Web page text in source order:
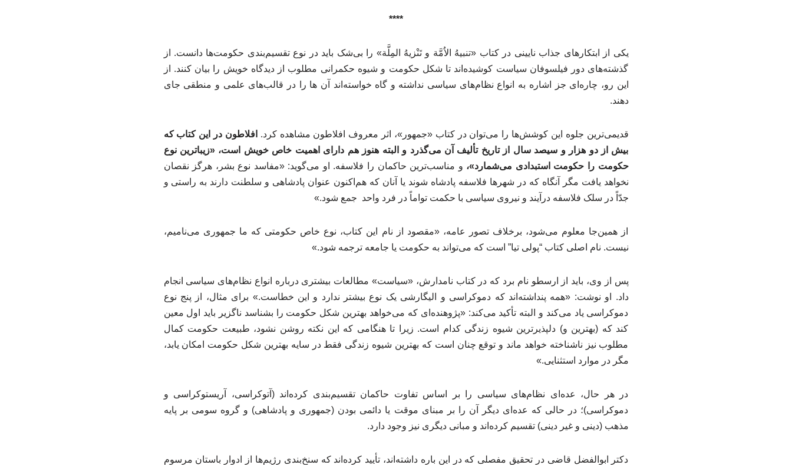
****
یکی از ابتکارهای جذاب نایینی در کتاب «تنبیهُ الاُمَّة و تَنْزیهُ المِلَّة» را بی‌شک باید در نوع تقسیم‌بندی حکومت‌ها دانست. از
گذشته‌های دور فیلسوفان سیاست کوشیده‌اند تا شکل حکومت‏ و شیوه حکمرانی مطلوب از دیدگاه خویش را بیان کنند. از
این رو، چاره‌ای جز اشاره به انواع نظام‌های سیاسی نداشته و گاه خواسته‌اند آن ها را در قالب‌های علمی و منطقی جای
دهند.
قدیمی‌ترین جلوه این کوشش‌ها را می‌توان در کتاب «جمهور»، اثر معروف افلاطون مشاهده کرد. افلاطون در این کتاب که
بیش از دو هزار و سیصد سال از تاریخ تألیف آن می‌گذرد و البته هنوز هم دارای اهمیت خاص خویش است، «زیباترین نوع
حکومت را حکومت استبدادی می‌شمارد»، و مناسب‌ترین حاکمان را فلاسفه. او می‌گوید: «مفاسد نوع بشر، هرگز نقصان
نخواهد یافت مگر آنگاه که در شهرها فلاسفه پادشاه شوند یا آنان که هم‌اکنون عنوان پادشاهی و سلطنت دارند به راستی و
جدّاً در سلک فلاسفه درآیند و نیروی سیاسی با حکمت تواماً در فرد واحد جمع شود.»
از همین‌جا معلوم می‌شود، برخلاف تصور عامه، «مقصود از نام این کتاب، نوع خاص حکومتی که ما جمهوری می‌نامیم،
نیست. نام اصلی کتاب “پولی تیا” است که می‌تواند به حکومت یا جامعه ترجمه شود.»
پس از وی، باید از ارسطو نام برد که در کتاب نامدارش، «سیاست» مطالعات بیشتری درباره انواع نظام‌های سیاسی انجام
داد. او نوشت: «همه پنداشته‌اند که دموکراسی و الیگارشی یک نوع بیشتر ندارد و این خطاست.» برای مثال، از پنج نوع
دموکراسی یاد می‌کند و البته تأکید می‌کند: «پژوهنده‌ای که می‌خواهد بهترین شکل حکومت را بشناسد ناگزیر باید اول معین
کند که (بهترین و) دلپذیرترین شیوه زندگی کدام است. زیرا تا هنگامی که این نکته روشن نشود، طبیعت حکومت کمال
مطلوب نیز ناشناخته خواهد ماند و توقع چنان است که بهترین شیوه زندگی فقط در سایه بهترین شکل حکومت امکان یابد،
مگر در موارد استثنایی.»
در هر حال، عده‌ای نظام‌های سیاسی را بر اساس تفاوت حاکمان تقسیم‌بندی کرده‌اند (آتوکراسی، آریستوکراسی و
دموکراسی)؛ در حالی که عده‌ای دیگر آن را بر مبنای موقت یا دائمی بودن (جمهوری و پادشاهی) و گروه سومی بر پایه
مذهب (دینی و غیر دینی) تقسیم کرده‌اند و مبانی دیگری نیز وجود دارد.
دکتر ابوالفضل قاضی در تحقیق مفصلی که در این باره داشته‌اند، تأیید کرده‌اند که سنخ‌بندی رژیم‌ها از ادوار باستان مرسوم